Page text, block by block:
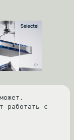
работать с